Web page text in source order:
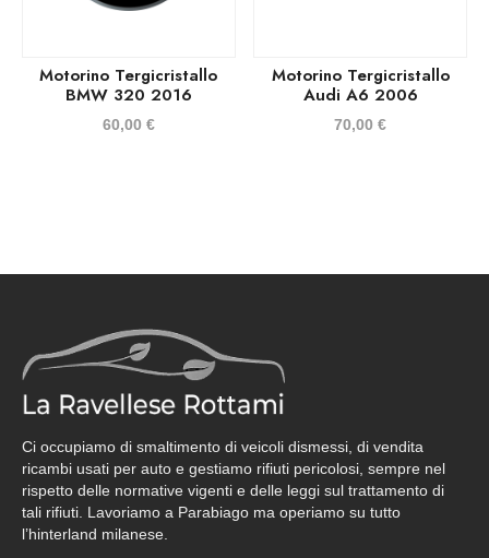
Motorino Tergicristallo
BMW 320 2016
60,00 €
Motorino Tergicristallo
Audi A6 2006
70,00€
Ci occupiamo di smaltimento di veicoli dismessi, di vendita
ricambi usati per auto e gestiamo rifiuti pericolosi, sempre nel
rispetto delle normative vigenti e delle leggi sul trattamento di
tali rifiuti. Lavoriamo a Parabiago ma operiamo su tutto
l’hinterland milanese.